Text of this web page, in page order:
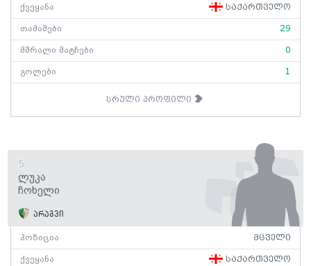
ქვეყანა საქართველო
თამაშები 29
მშრალი მატჩები 0
გოლები 1
სრული პროფილი
5
Ლუკა
Ჩოხელი
არაგვი
პოზიცია მცველი
ქვეყანა საქართველო